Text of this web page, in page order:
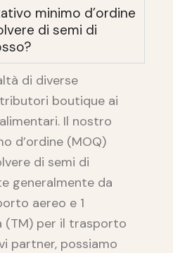
minimo d’ordine
di semi di
di diverse
boutique ai
Il nostro
d’ordine (MOQ)
di semi di
generalmente da
aereo e 1
(TM) per il trasporto
partner, possiamo